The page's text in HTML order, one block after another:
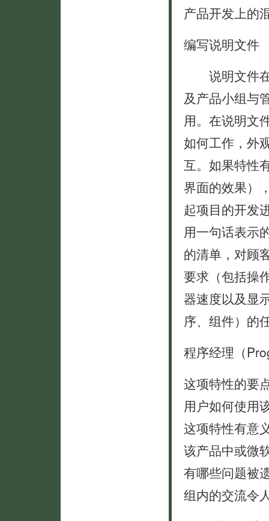
产品开发上的
编写说明文件
说明文件在
及产品小组与
用。在说明文
如何工作，外
互。如果特性
界面的效果）
起项目的开发
用一句话表示
的清单，对顾
要求（包括操
器速度以及显
序、组件）的
程序经理（
这项特性的要
用户如何使用
这项特性有意
该产品中或微
有哪些问题被
组内的交流令